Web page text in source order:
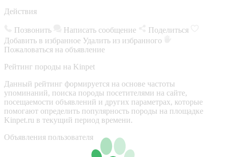
Действия
Позвонить Написать сообщение
Поделиться
Добавить в избранное Удалить из избранного
Пожаловаться на объявление
Рейтинг породы на Kinpet
Данный рейтинг формируется на основе частоты
упоминаний, поиска породы посетителями на сайте,
посещаемости объявлений и других параметрах, которые
помогают определить популярность породы на площадке
Kinpet.ru в текущий период времени.
Объявления пользователя